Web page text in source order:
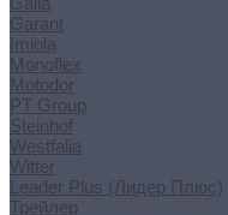
Garant
Imiola
Monoflex
Motodor
PT Group
Steinhof
Westfalia
Witter
Leader Plus (Лидер Плюс)
Трейлер